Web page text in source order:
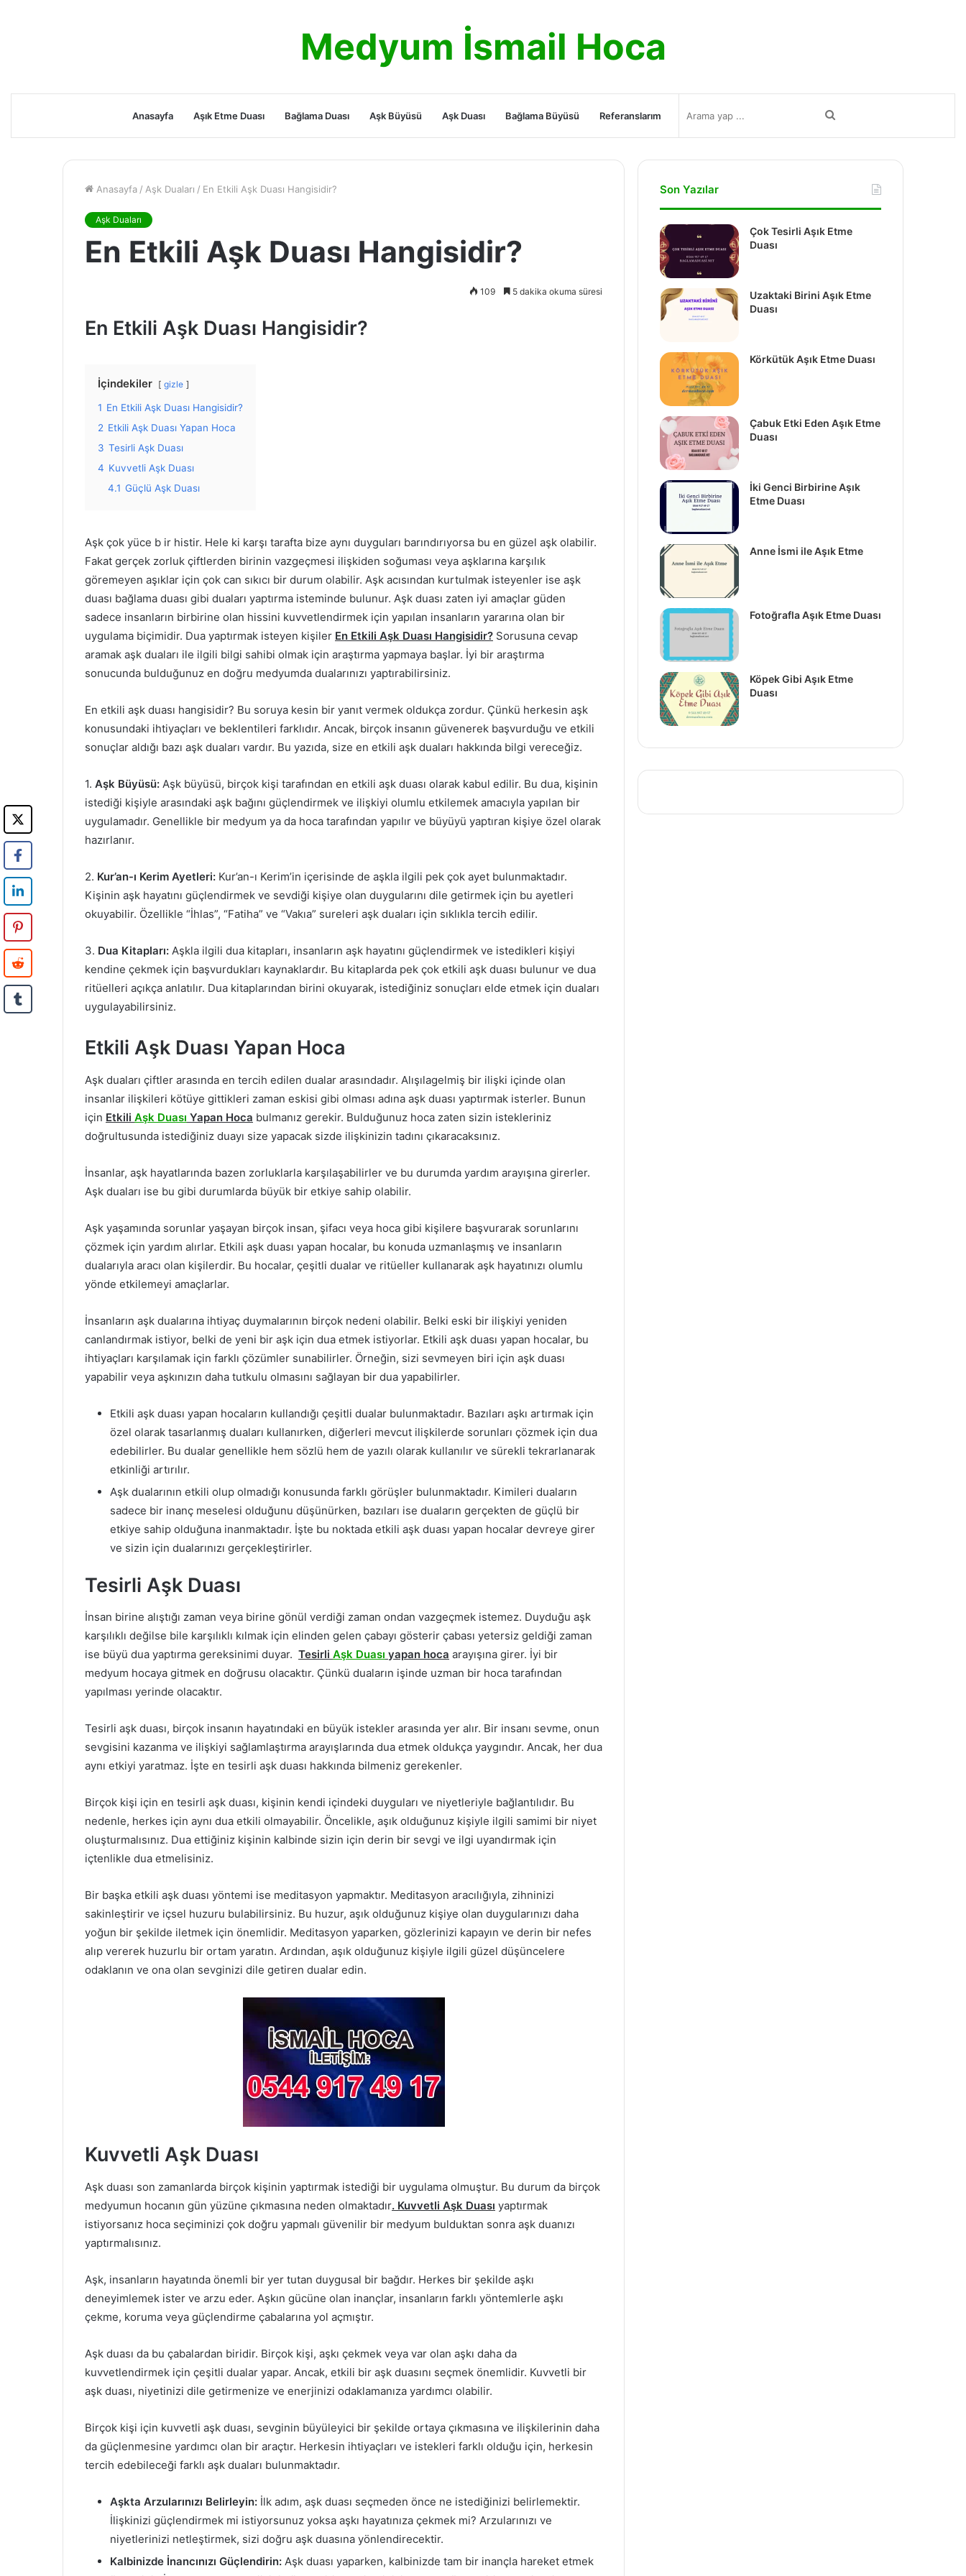
Medyum İsmail Hoca
Anasayfa Aşık Etme Duası Bağlama Duası Aşk Büyüsü Aşk Duası Bağlama Büyüsü Referanslarım Arama
yap
Anasayfa / Aşk Duaları / En Etkili Aşk Duası Hangisidir?
Aşk Duaları
En Etkili Aşk Duası Hangisidir?
109 5 dakika okuma süresi
En Etkili Aşk Duası Hangisidir?
İçindekiler gizle
1 En Etkili Aşk Duası Hangisidir?
2 Etkili Aşk Duası Yapan Hoca
3 Tesirli Aşk Duası
4 Kuvvetli Aşk Duası
4.1 Güçlü Aşk Duası
Aşk çok yüce b ir histir. Hele ki karşı tarafta bize aynı duyguları barındırıyorsa bu en güzel aşk olabilir.
Fakat gerçek zorluk çiftlerden birinin vazgeçmesi ilişkiden soğuması veya aşklarına karşılık
göremeyen aşıklar için çok can sıkıcı bir durum olabilir. Aşk acısından kurtulmak isteyenler ise aşk
duası bağlama duası gibi duaları yaptırma isteminde bulunur. Aşk duası zaten iyi amaçlar güden
sadece insanların birbirine olan hissini kuvvetlendirmek için yapılan insanların yararına olan bir
uygulama biçimidir. Dua yaptırmak isteyen kişiler En Etkili Aşk Duası Hangisidir? Sorusuna cevap
aramak aşk duaları ile ilgili bilgi sahibi olmak için araştırma yapmaya başlar. İyi bir araştırma
sonucunda bulduğunuz en doğru medyumda dualarınızı yaptırabilirsiniz.
En etkili aşk duası hangisidir? Bu soruya kesin bir yanıt vermek oldukça zordur. Çünkü herkesin aşk
konusundaki ihtiyaçları ve beklentileri farklıdır. Ancak, birçok insanın güvenerek başvurduğu ve etkili
sonuçlar aldığı bazı aşk duaları vardır. Bu yazıda, size en etkili aşk duaları hakkında bilgi vereceğiz.
1. Aşk Büyüsü: Aşk büyüsü, birçok kişi tarafından en etkili aşk duası olarak kabul edilir. Bu dua, kişinin
istediği kişiyle arasındaki aşk bağını güçlendirmek ve ilişkiyi olumlu etkilemek amacıyla yapılan bir
uygulamadır. Genellikle bir medyum ya da hoca tarafından yapılır ve büyüyü yaptıran kişiye özel olarak
hazırlanır.
2. Kur’an-ı Kerim Ayetleri: Kur’an-ı Kerim’in içerisinde de aşkla ilgili pek çok ayet bulunmaktadır.
Kişinin aşk hayatını güçlendirmek ve sevdiği kişiye olan duygularını dile getirmek için bu ayetleri
okuyabilir. Özellikle “İhlas”, “Fatiha” ve “Vakıa” sureleri aşk duaları için sıklıkla tercih edilir.
3. Dua Kitapları: Aşkla ilgili dua kitapları, insanların aşk hayatını güçlendirmek ve istedikleri kişiyi
kendine çekmek için başvurdukları kaynaklardır. Bu kitaplarda pek çok etkili aşk duası bulunur ve dua
ritüelleri açıkça anlatılır. Dua kitaplarından birini okuyarak, istediğiniz sonuçları elde etmek için duaları
uygulayabilirsiniz.
Etkili Aşk Duası Yapan Hoca
Aşk duaları çiftler arasında en tercih edilen dualar arasındadır. Alışılagelmiş bir ilişki içinde olan
insanlar ilişkileri kötüye gittikleri zaman eskisi gibi olması adına aşk duası yaptırmak isterler. Bunun
için Etkili Aşk Duası Yapan Hoca bulmanız gerekir. Bulduğunuz hoca zaten sizin istekleriniz
doğrultusunda istediğiniz duayı size yapacak sizde ilişkinizin tadını çıkaracaksınız.
İnsanlar, aşk hayatlarında bazen zorluklarla karşılaşabilirler ve bu durumda yardım arayışına girerler.
Aşk duaları ise bu gibi durumlarda büyük bir etkiye sahip olabilir.
Aşk yaşamında sorunlar yaşayan birçok insan, şifacı veya hoca gibi kişilere başvurarak sorunlarını
çözmek için yardım alırlar. Etkili aşk duası yapan hocalar, bu konuda uzmanlaşmış ve insanların
dualarıyla aracı olan kişilerdir. Bu hocalar, çeşitli dualar ve ritüeller kullanarak aşk hayatınızı olumlu
yönde etkilemeyi amaçlarlar.
İnsanların aşk dualarına ihtiyaç duymalarının birçok nedeni olabilir. Belki eski bir ilişkiyi yeniden
canlandırmak istiyor, belki de yeni bir aşk için dua etmek istiyorlar. Etkili aşk duası yapan hocalar, bu
ihtiyaçları karşılamak için farklı çözümler sunabilirler. Örneğin, sizi sevmeyen biri için aşk duası
yapabilir veya aşkınızın daha tutkulu olmasını sağlayan bir dua yapabilirler.
Etkili aşk duası yapan hocaların kullandığı çeşitli dualar bulunmaktadır. Bazıları aşkı artırmak için
özel olarak tasarlanmış duaları kullanırken, diğerleri mevcut ilişkilerde sorunları çözmek için dua
edebilirler. Bu dualar genellikle hem sözlü hem de yazılı olarak kullanılır ve sürekli tekrarlanarak
etkinliği artırılır.
Aşk dualarının etkili olup olmadığı konusunda farklı görüşler bulunmaktadır. Kimileri duaların
sadece bir inanç meselesi olduğunu düşünürken, bazıları ise duaların gerçekten de güçlü bir
etkiye sahip olduğuna inanmaktadır. İşte bu noktada etkili aşk duası yapan hocalar devreye girer
ve sizin için dualarınızı gerçekleştirirler.
Tesirli Aşk Duası
İnsan birine alıştığı zaman veya birine gönül verdiği zaman ondan vazgeçmek istemez. Duyduğu aşk
karşılıklı değilse bile karşılıklı kılmak için elinden gelen çabayı gösterir çabası yetersiz geldiği zaman
ise büyü dua yaptırma gereksinimi duyar. Tesirli Aşk Duası yapan hoca arayışına girer. İyi bir
medyum hocaya gitmek en doğrusu olacaktır. Çünkü duaların işinde uzman bir hoca tarafından
yapılması yerinde olacaktır.
Tesirli aşk duası, birçok insanın hayatındaki en büyük istekler arasında yer alır. Bir insanı sevme, onun
sevgisini kazanma ve ilişkiyi sağlamlaştırma arayışlarında dua etmek oldukça yaygındır. Ancak, her dua
aynı etkiyi yaratmaz. İşte en tesirli aşk duası hakkında bilmeniz gerekenler.
Birçok kişi için en tesirli aşk duası, kişinin kendi içindeki duyguları ve niyetleriyle bağlantılıdır. Bu
nedenle, herkes için aynı dua etkili olmayabilir. Öncelikle, aşık olduğunuz kişiyle ilgili samimi bir niyet
oluşturmalısınız. Dua ettiğiniz kişinin kalbinde sizin için derin bir sevgi ve ilgi uyandırmak için
içtenlikle dua etmelisiniz.
Bir başka etkili aşk duası yöntemi ise meditasyon yapmaktır. Meditasyon aracılığıyla, zihninizi
sakinleştirir ve içsel huzuru bulabilirsiniz. Bu huzur, aşık olduğunuz kişiye olan duygularınızı daha
yoğun bir şekilde iletmek için önemlidir. Meditasyon yaparken, gözlerinizi kapayın ve derin bir nefes
alıp vererek huzurlu bir ortam yaratın. Ardından, aşık olduğunuz kişiyle ilgili güzel düşüncelere
odaklanın ve ona olan sevginizi dile getiren dualar edin.
Kuvvetli Aşk Duası
Aşk duası son zamanlarda birçok kişinin yaptırmak istediği bir uygulama olmuştur. Bu durum da birçok
medyumun hocanın gün yüzüne çıkmasına neden olmaktadır. Kuvvetli Aşk Duası yaptırmak
istiyorsanız hoca seçiminizi çok doğru yapmalı güvenilir bir medyum bulduktan sonra aşk duanızı
yaptırmalısınız.
Aşk, insanların hayatında önemli bir yer tutan duygusal bir bağdır. Herkes bir şekilde aşkı
deneyimlemek ister ve arzu eder. Aşkın gücüne olan inançlar, insanların farklı yöntemlerle aşkı
çekme, koruma veya güçlendirme çabalarına yol açmıştır.
Aşk duası da bu çabalardan biridir. Birçok kişi, aşkı çekmek veya var olan aşkı daha da
kuvvetlendirmek için çeşitli dualar yapar. Ancak, etkili bir aşk duasını seçmek önemlidir. Kuvvetli bir
aşk duası, niyetinizi dile getirmenize ve enerjinizi odaklamanıza yardımcı olabilir.
Birçok kişi için kuvvetli aşk duası, sevginin büyüleyici bir şekilde ortaya çıkmasına ve ilişkilerinin daha
da güçlenmesine yardımcı olan bir araçtır. Herkesin ihtiyaçları ve istekleri farklı olduğu için, herkesin
tercih edebileceği farklı aşk duaları bulunmaktadır.
Aşkta Arzularınızı Belirleyin: İlk adım, aşk duası seçmeden önce ne istediğinizi belirlemektir.
İlişkinizi güçlendirmek mi istiyorsunuz yoksa aşkı hayatınıza çekmek mi? Arzularınızı ve
niyetlerinizi netleştirmek, sizi doğru aşk duasına yönlendirecektir.
Kalbinizde İnancınızı Güçlendirin: Aşk duası yaparken, kalbinizde tam bir inançla hareket etmek
Son Yazılar
Çok Tesirli Aşık Etme
Duası
Uzaktaki Birini Aşık Etme
Duası
Körkütük Aşık Etme Duası
Çabuk Etki Eden Aşık Etme
Duası
İki Genci Birbirine Aşık
Etme Duası
Anne İsmi ile Aşık Etme
Fotoğrafla Aşık Etme Duası
Köpek Gibi Aşık Etme
Duası